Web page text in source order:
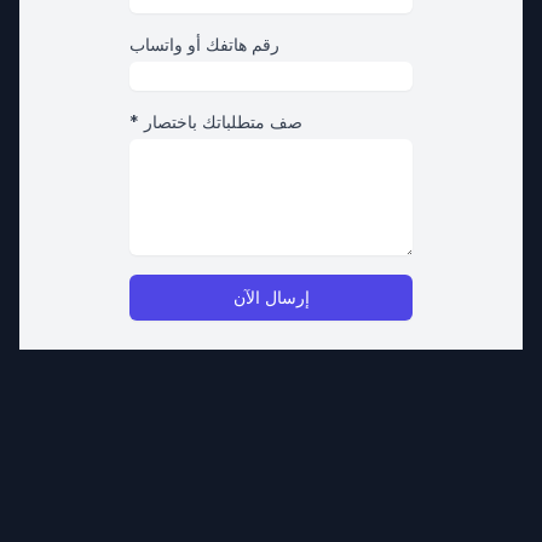
رقم هاتفك أو واتساب
* صف متطلباتك باختصار
إرسال الآن